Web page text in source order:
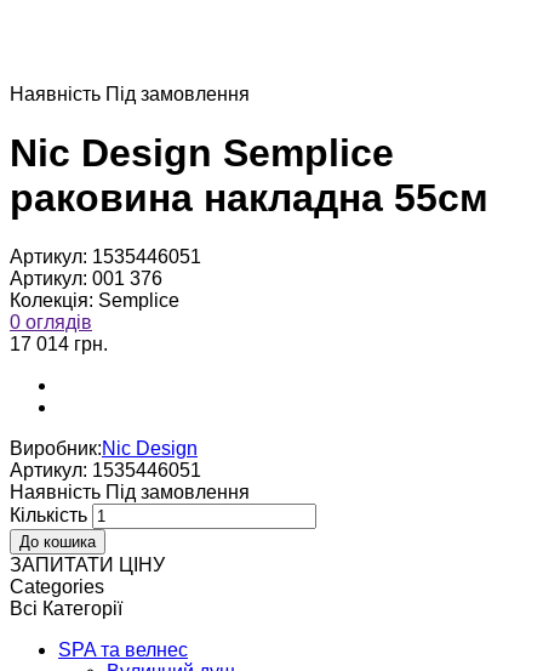
Наявнiсть Пiд замовлення
Nic Design Semplice
раковина накладна 55см
Артикул: 1535446051
Артикул: 001 376
Колекція: Semplice
0 оглядів
17 014 грн.
Виробник:Nic Design
Артикул: 1535446051
Наявнiсть Пiд замовлення
Кількість
ЗАПИТАТИ ЦІНУ
Categories
Всі Категорії
SPA та велнес